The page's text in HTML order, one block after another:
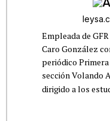
Empleada de
Caro González
periódico
sección Volando
dirigido a los